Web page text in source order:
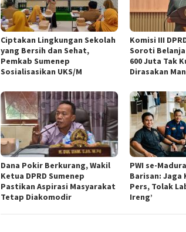
Ciptakan Lingkungan Sekolah
yang Bersih dan Sehat,
Pemkab Sumenep
Sosialisasikan UKS/M
Komisi III
Soroti Belanja
600 Juta Tak
Dirasakan
Dana Pokir Berkurang, Wakil
Ketua DPRD Sumenep
Pastikan Aspirasi Masyarakat
Tetap Diakomodir
PWI se-
Barisan: Jaga
Pers, Tolak
Ireng’